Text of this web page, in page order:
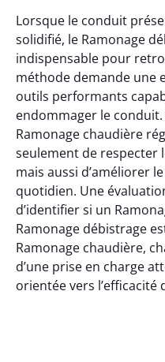
Lorsque le conduit
solidifié, le Ramonage
indispensable pour
méthode demande une
outils performants
endommager le conduit.
Ramonage chaudière
seulement de respecter
mais aussi d’améliorer
quotidien. Une
d’identifier si un
Ramonage débistrage
Ramonage chaudière,
d’une prise en charge
orientée vers l’efficacité